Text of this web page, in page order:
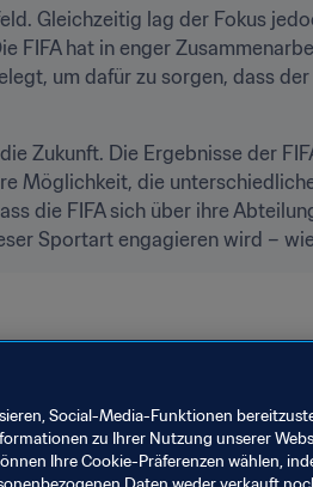
Gleichzeitig lag der Fokus
FIFA hat in enger
um dafür zu sorgen, dass
Zukunft. Die Ergebnisse der
Möglichkeit, die
die FIFA sich über ihre
Sportart engagieren wird –
Social-Media-Funktionen
zu Ihrer Nutzung unserer
Ihre Cookie-Präferenzen wählen,